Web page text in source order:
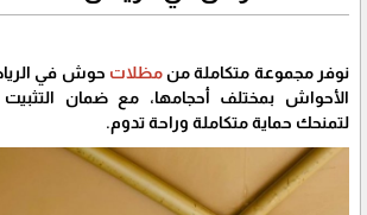
نوفر مجموعة متكاملة منمظلات حوش في
الأحواش بمختلف أحجامها، مع ضمان التثبيت
لتمنحك حماية متكاملة وراحة تدوم.